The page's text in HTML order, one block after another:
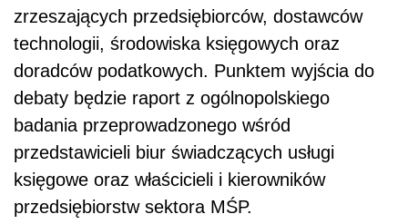
zrzeszających przedsiębiorców, dostawców
technologii, środowiska księgowych oraz
doradców podatkowych. Punktem wyjścia do
debaty będzie raport z ogólnopolskiego
badania przeprowadzonego wśród
przedstawicieli biur świadczących usługi
księgowe oraz właścicieli i kierowników
przedsiębiorstw sektora MŚP.